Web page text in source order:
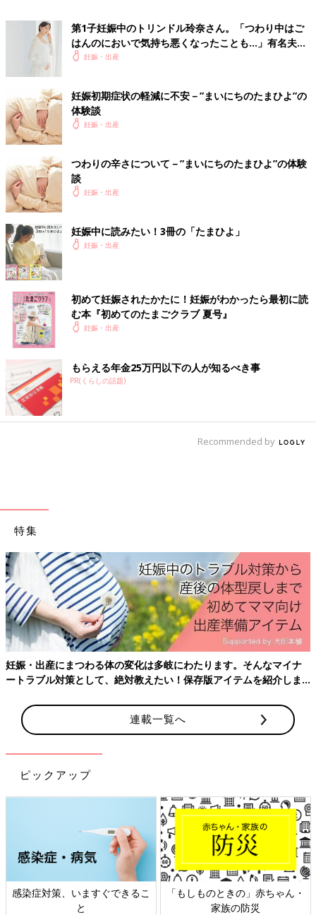
（たまひよONLINE編集部）
【医師監修】つわりが重症化。「妊娠悪
は？ 入院したらどうなるの？
つわりは症状ですが、「妊娠悪阻（にんしんお
そ）」と診断されたら病気です。通常のつわり
の範囲を超えて、日常生活に支障をきたすほど
の回数や量が減ってしまったら、脱水症状に陥
る心配が。我慢しすぎないで医師に相談しまし
ょう。
第1子妊娠中のトリンドル玲奈さん。「つわり中はご
はんのにおいで気持ち悪くなったことも…」有名夫婦
のYouTubeから学んだ夫がつわり中にしたことと
妊娠・出産
妊娠初期症状の軽減に不安－”まいにちのたまひよ”の
体験談
妊娠・出産
つわりの辛さについて－”まいにちのたまひよ”の体験
談
妊娠・出産
妊娠中に読みたい！3冊の「たまひよ」
妊娠・出産
初めて妊娠されたかたに！妊娠がわかったら最初に読
む本『初めてのたまごクラブ 夏号』
妊娠・出産
もらえる年金25万円以下の人が知るべき事
PR(くらしの話題)
Recommended by
特集
妊娠・出産にまつわる体の変化は多岐にわたります。そんなマイナ
ートラブル対策として、絶対教えたい！保存版アイテムを紹介しま
連載一覧へ
ピックアップ
感染症対策、いますぐできるこ
と
「もしものときの」赤ちゃん・
家族の防災